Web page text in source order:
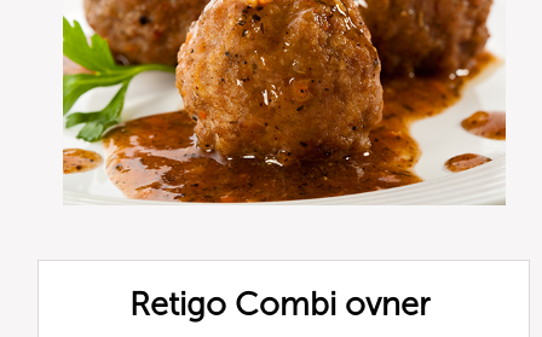
Retigo Combi ovner